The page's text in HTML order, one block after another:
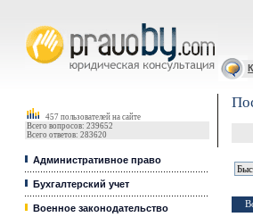
457 пользователей на сайте
Всего вопросов: 239652
Всего ответов: 283620
Административное право
Бухгалтерский учет
Военное законодательство